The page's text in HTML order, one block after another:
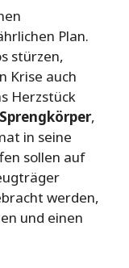
Plan.
stürzen,
Krise auch
Herzstück
,
in seine
sollen auf
werden,
und einen